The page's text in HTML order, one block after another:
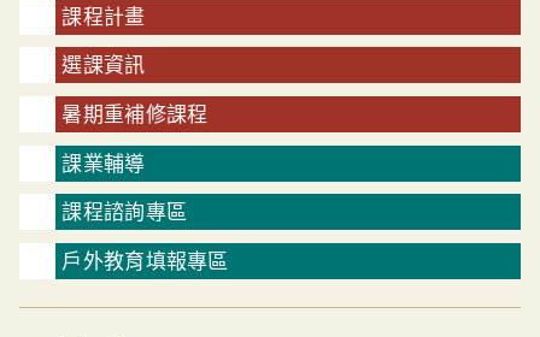
課程計畫
選課資訊
暑期重補修課程
課業輔導
課程諮詢專區
戶外教育填報專區